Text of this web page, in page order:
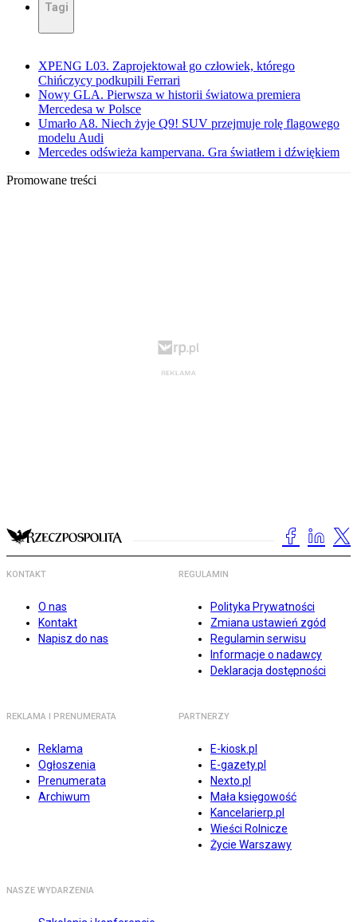
Tagi
XPENG L03. Zaprojektował go człowiek, którego
Chińczycy podkupili Ferrari
Nowy GLA. Pierwsza w historii światowa premiera
Mercedesa w Polsce
Umarło A8. Niech żyje Q9! SUV przejmuje rolę flagowego
modelu Audi
Mercedes odświeża kampervana. Gra światłem i dźwiękiem
Promowane treści
KONTAKT
O nas
Kontakt
Napisz do nas
REGULAMIN
Polityka Prywatności
Zmiana ustawień zgód
Regulamin serwisu
Informacje o nadawcy
Deklaracja dostępności
REKLAMA I PRENUMERATA
Reklama
Ogłoszenia
Prenumerata
Archiwum
PARTNERZY
E-kiosk.pl
E-gazety.pl
Nexto.pl
Mała księgowość
Kancelarierp.pl
Wieści Rolnicze
Życie Warszawy
NASZE WYDARZENIA